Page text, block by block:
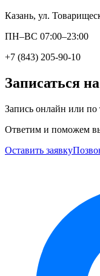
Казань, ул.
ПН–ВС 07:00–23:00
+7 (843) 205-90-10
Записаться
Запись онлайн или по
Ответим и поможем
Оставить заявку